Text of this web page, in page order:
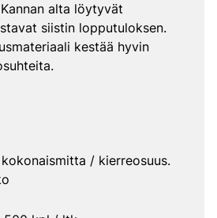
alta löytyvät
siistin lopputuloksen.
kestää hyvin
/ kierreosuus.